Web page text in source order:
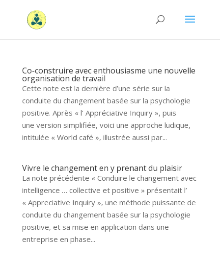
Co-construire avec enthousiasme une nouvelle
organisation de travail
Cette note est la dernière d’une série sur la
conduite du changement basée sur la psychologie
positive. Après « l’ Appréciative Inquiry », puis
une version simplifiée, voici une approche ludique,
intitulée « World café », illustrée aussi par...
Vivre le changement en y prenant du plaisir
La note précédente « Conduire le changement avec
intelligence … collective et positive » présentait l’
« Appreciative Inquiry », une méthode puissante de
conduite du changement basée sur la psychologie
positive, et sa mise en application dans une
entreprise en phase...